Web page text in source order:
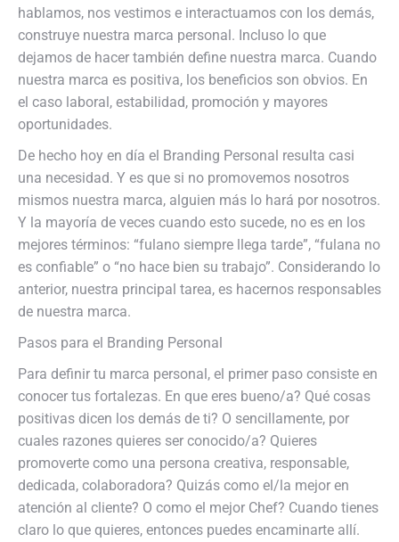
hablamos, nos vestimos e interactuamos con los demás,
construye nuestra marca personal. Incluso lo que
dejamos de hacer también define nuestra marca. Cuando
nuestra marca es positiva, los beneficios son obvios. En
el caso laboral, estabilidad, promoción y mayores
oportunidades.
De hecho hoy en día el Branding Personal resulta casi
una necesidad. Y es que si no promovemos nosotros
mismos nuestra marca, alguien más lo hará por nosotros.
Y la mayoría de veces cuando esto sucede, no es en los
mejores términos: “fulano siempre llega tarde”, “fulana no
es confiable” o “no hace bien su trabajo”. Considerando lo
anterior, nuestra principal tarea, es hacernos responsables
de nuestra marca.
Pasos para el Branding Personal
Para definir tu marca personal, el primer paso consiste en
conocer tus fortalezas. En que eres bueno/a? Qué cosas
positivas dicen los demás de ti? O sencillamente, por
cuales razones quieres ser conocido/a? Quieres
promoverte como una persona creativa, responsable,
dedicada, colaboradora? Quizás como el/la mejor en
atención al cliente? O como el mejor Chef? Cuando tienes
claro lo que quieres, entonces puedes encaminarte allí.